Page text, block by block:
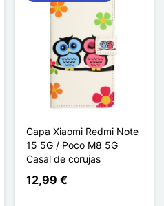
Capa Xiaomi Redmi Note
15 5G / Poco M8 5G
Casal de corujas
12,99 €